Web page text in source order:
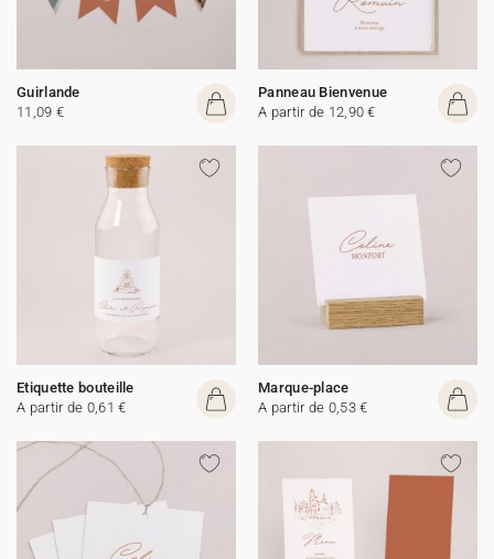
Guirlande
11,09 €
Panneau Bienvenue
A partir de 12,90 €
Etiquette bouteille
A partir de 0,61 €
Marque-place
A partir de 0,53 €